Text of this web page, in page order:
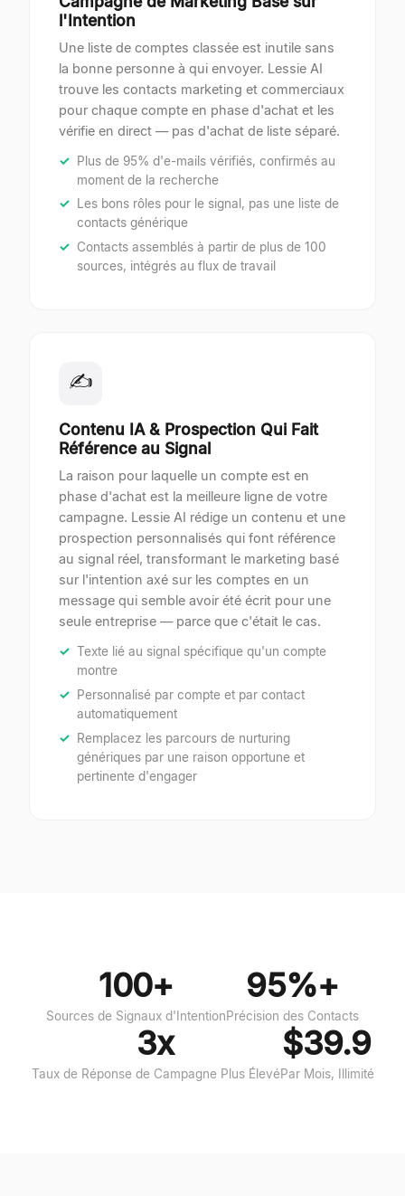
l'Intention
Une liste de comptes classée est inutile sans
la bonne personne à qui envoyer. Lessie AI
trouve les contacts marketing et commerciaux
pour chaque compte en phase d'achat et les
vérifie en direct — pas d'achat de liste séparé.
Plus de 95% d'e-mails vérifiés, confirmés au
moment de la recherche
Les bons rôles pour le signal, pas une liste de
contacts générique
Contacts assemblés à partir de plus de 100
sources, intégrés au flux de travail
✍
Contenu IA & Prospection Qui Fait
Référence au Signal
La raison pour laquelle un compte est en
phase d'achat est la meilleure ligne de votre
campagne. Lessie AI rédige un contenu et une
prospection personnalisés qui font référence
au signal réel, transformant le marketing basé
sur l'intention axé sur les comptes en un
message qui semble avoir été écrit pour une
seule entreprise — parce que c'était le cas.
Texte lié au signal spécifique qu'un compte
montre
Personnalisé par compte et par contact
automatiquement
Remplacez les parcours de nurturing
génériques par une raison opportune et
pertinente d'engager
100+
Sources de Signaux d'Intention
95%+
Précision des Contacts
3x
Taux de Réponse de Campagne Plus Élevé
$39.9
Par Mois, Illimité